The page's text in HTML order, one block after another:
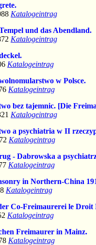
Katalogeintrag
und das Abendland.
Katalogeintrag
Katalogeintrag
w Polsce.
Katalogeintrag
bez tajemnic. [Die
Katalogeintrag
a psychiatria w II
Katalogeintrag
- Dabrowska a
Katalogeintrag
in Northern-China
Katalogeintrag
Co-Freimaurerei le Droit
Katalogeintrag
Freimaurer in Mainz.
Katalogeintrag